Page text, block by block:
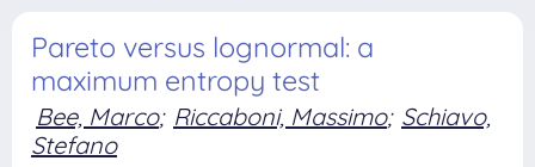
Pareto versus lognormal: a
maximum entropy test
Bee, Marco; Riccaboni, Massimo; Schiavo,
Stefano